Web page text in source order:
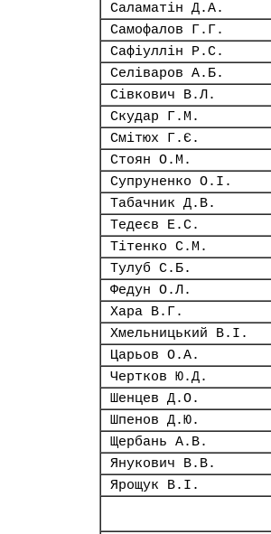
Саламатін Д.А.
Самофалов Г.Г.
Сафіуллін Р.С.
Селіваров А.Б.
Сівкович В.Л.
Скудар Г.М.
Смітюх Г.Є.
Стоян О.М.
Супруненко О.І.
Табачник Д.В.
Тедеєв Е.С.
Тітенко С.М.
Тулуб С.Б.
Федун О.Л.
Хара В.Г.
Хмельницький В.І.
Царьов О.А.
Чертков Ю.Д.
Шенцев Д.О.
Шпенов Д.Ю.
Щербань А.В.
Янукович В.В.
Ярощук В.І.